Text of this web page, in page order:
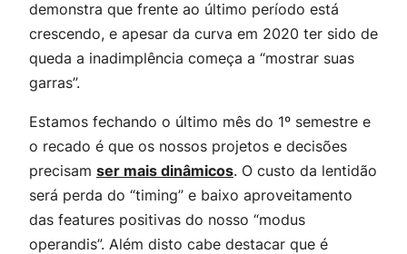
demonstra que frente ao último período está
crescendo, e apesar da curva em 2020 ter sido de
queda a inadimplência começa a “mostrar suas
garras”.
Estamos fechando o último mês do 1º semestre e
o recado é que os nossos projetos e decisões
precisam ser mais dinâmicos. O custo da lentidão
será perda do “timing” e baixo aproveitamento
das features positivas do nosso “modus
operandis”. Além disto cabe destacar que é